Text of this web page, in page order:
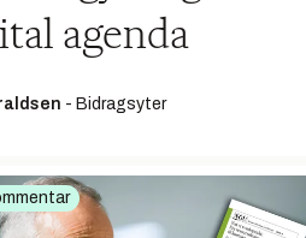
agenda
- Bidragsyter